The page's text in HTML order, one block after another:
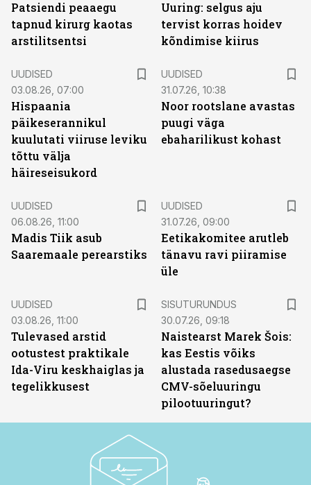
Patsiendi peaaegu
tapnud kirurg kaotas
arstilitsentsi
Uuring: selgus aju
tervist korras hoidev
kõndimise kiirus
UUDISED
03.08.26, 07:00
Hispaania
päikeserannikul
kuulutati viiruse leviku
tõttu välja
häireseisukord
UUDISED
31.07.26, 10:38
Noor rootslane avastas
puugi väga
ebaharilikust kohast
UUDISED
06.08.26, 11:00
Madis Tiik asub
Saaremaale perearstiks
UUDISED
31.07.26, 09:00
Eetikakomitee arutleb
tänavu ravi piiramise
üle
UUDISED
03.08.26, 11:00
Tulevased arstid
ootustest praktikale
Ida-Viru keskhaiglas ja
tegelikkusest
SISUTURUNDUS
30.07.26, 09:18
Naistearst Marek Šois:
kas Eestis võiks
alustada rasedusaegse
CMV-sõeluuringu
pilootuuringut?